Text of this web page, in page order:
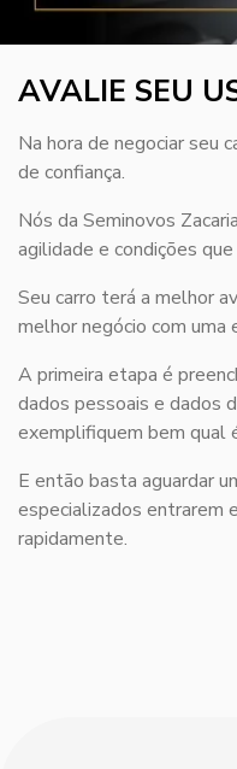
AVALIE SEU
Na hora de negociar seu
de confiança.
Nós da Seminovos
agilidade e condições
Seu carro terá a melhor
melhor negócio com uma
A primeira etapa é
dados pessoais e dados
exemplifiquem bem qual
E então basta aguardar
especializados entrarem
rapidamente.